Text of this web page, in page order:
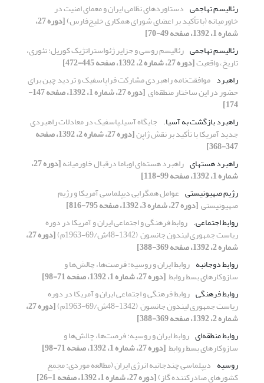
رئالیسم تهاجمی دستاوردهای نظامی ایران و معمای امنیت در
خاورمیانه ‏‏(با تأکید بر اعضای شورای همکاری خلیج‌فارس)‏ [دوره 27،
شماره 1، 1392، صفحه 49-70]
رئالیسم تهاجمی رئالیسم روسی و جزایر ژئواستراتژیک کوریل: ‏تئوری،
تاریخ، واقعیت[دوره 27، شماره 2، 1392، صفحه 445-472]
راهبرد موافقت‌نامه راهبردی مشارکت فراپاسفیک و تردید ‏چین برای
حضور در این ساختار منطقه‌ای ‏ [دوره 27، شماره 1، 1392، صفحه 147-
174]
راهبرد بازگشت به آسیا.‏ جایگاه آسیا‌ـ‌پاسفیک در معادلات راهبردی
جدید آمریکا ‏با تأکید بر نقش ژاپن [دوره 27، شماره 2، 1392، صفحه
347-368]
راهبرد هسته‏ای راهبرد هسته‌ای اوباما درقبال خاورمیانه [دوره 27،
شماره 1، 1392، صفحه 99-118]
رژیم صهیونیستی عوامل همگرایی دیپلماسی آمریکا و رژیم
صهیونیستی ‏[دوره 27، شماره 3، 1392، صفحه 795-816]
روابط اجتماعی.‏ روابط فرهنگی و اجتماعی ایران و آمریکا در دوره
‏ریاست جمهوری لیندون جانسون ‏ (48-1342ش/69-1963م)‏ [دوره 27،
شماره 2، 1392، صفحه 369-388]
روابط دوجانبه روابط ایران و روسیه: فرصت‌ها، چالش‌ها و
‏سازوکارهای بسط روابط ‏[دوره 27، شماره 1، 1392، صفحه 71-98]
روابط فرهنگی روابط فرهنگی و اجتماعی ایران و آمریکا در دوره
‏ریاست جمهوری لیندون جانسون ‏ (48-1342ش/69-1963م)‏ [دوره 27،
شماره 2، 1392، صفحه 369-388]
روابط منطقه‌ای روابط ایران و روسیه: فرصت‌ها، چالش‌ها و
‏سازوکارهای بسط روابط ‏[دوره 27، شماره 1، 1392، صفحه 71-98]
روسیه دیپلماسی چندجانبه انرژی ایران ‏(مطالعه موردی: مجمع
کشورهای صادرکننده گاز)‏[دوره 27، شماره 1، 1392، صفحه 1-26]